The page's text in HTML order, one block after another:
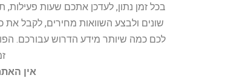
בכל זמן נתון, לעדכן אתכם שעות
שונים ולבצע השוואות מחירים, לקבל
לכם כמה שיותר מידע הדרוש עבורכם.
אין